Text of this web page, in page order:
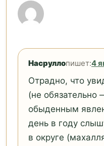
Насруллопишет:4
Отрадно, что
(не обязательно
обыденным
день в году
в округе